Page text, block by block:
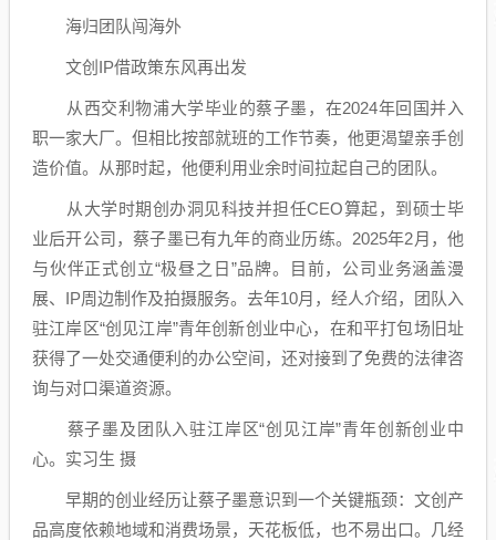
海归团队闯海外
文创IP借政策东风再出发
从西交利物浦大学毕业的蔡子墨，在2024年回国并入
职一家大厂。但相比按部就班的工作节奏，他更渴望亲手创
造价值。从那时起，他便利用业余时间拉起自己的团队。
从大学时期创办洞见科技并担任CEO算起，到硕士毕
业后开公司，蔡子墨已有九年的商业历练。2025年2月，他
与伙伴正式创立“极昼之日”品牌。目前，公司业务涵盖漫
展、IP周边制作及拍摄服务。去年10月，经人介绍，团队入
驻江岸区“创见江岸”青年创新创业中心，在和平打包场旧址
获得了一处交通便利的办公空间，还对接到了免费的法律咨
询与对口渠道资源。
蔡子墨及团队入驻江岸区“创见江岸”青年创新创业中
心。实习生 摄
早期的创业经历让蔡子墨意识到一个关键瓶颈：文创产
品高度依赖地域和消费场景，天花板低，也不易出口。几经